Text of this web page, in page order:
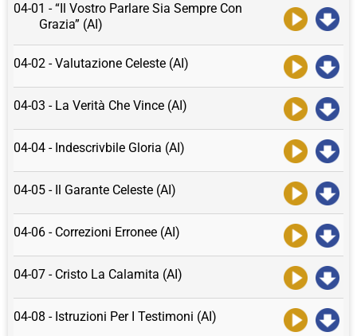
04-01 - “Il Vostro Parlare Sia Sempre Con
Grazia” (AI)
04-02 - Valutazione Celeste (AI)
04-03 - La Verità Che Vince (AI)
04-04 - Indescrivbile Gloria (AI)
04-05 - Il Garante Celeste (AI)
04-06 - Correzioni Erronee (AI)
04-07 - Cristo La Calamita (AI)
04-08 - Istruzioni Per I Testimoni (AI)